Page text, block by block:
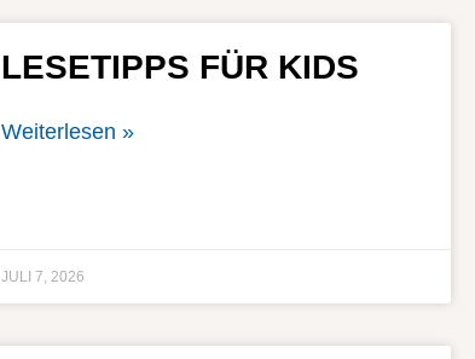
LESETIPPS FÜR KIDS
Weiterlesen »
JULI 7, 2026